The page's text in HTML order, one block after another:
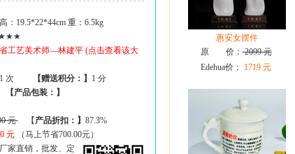
：19.5*22*44cm 重：6.5kg
工艺美术师—林建平 (点击查看该大
次 【赠送积分：】
1 分
产品包装：】
元【 产品折扣： 】 87.3%
元
（马上节省700.00元）
家直销，批发、定
惠安女摆件
原 价：2099 元
Edehua价：
1719 元